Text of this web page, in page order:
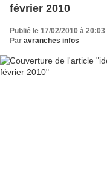
février 2010
Publié le 17/02/2010 à 20:03
Par avranches infos